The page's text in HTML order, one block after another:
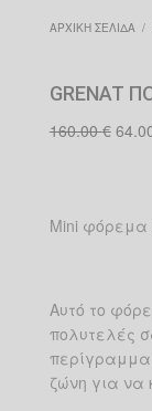
ΑΡΧΙΚΉ ΣΕΛΊΔΑ /
GRENAT
160.00€
price
Mini
Αυτό το
πολυτελές
περίγραμμα
ζώνη για να